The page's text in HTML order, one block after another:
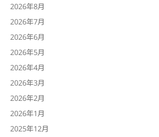
2026年8月
2026年7月
2026年6月
2026年5月
2026年4月
2026年3月
2026年2月
2026年1月
2025年12月